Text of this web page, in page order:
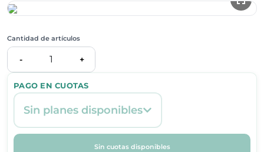
PAGO EN CUOTAS
Sin planes disponibles
Sin cuotas disponibles
Cantidad de artículos
- 1 +